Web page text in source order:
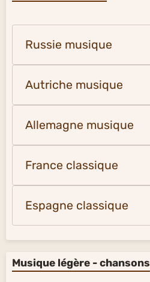
Russie musique
Autriche musique
Allemagne musique
France classique
Espagne classique
Musique légère - chansons